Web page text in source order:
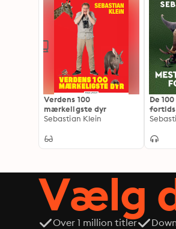
Verdens 100
mærkeligste dyr
Sebastian Klein
De
Vælg
Over 1 million titler